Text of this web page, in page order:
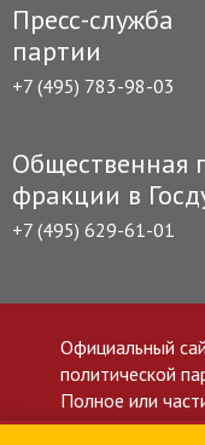
Пресс-служба
партии
+7 (495) 783-98-03
Общественная
фракции в
+7 (495) 629-61-01
Официальный
политической
Полное или
приветствуется